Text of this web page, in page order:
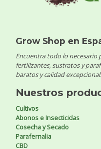
Grow Shop en
Encuentra todo lo necesario
fertilizantes, sustratos y
baratos y calidad excepcional.
Nuestros
Cultivos
Abonos e Insecticidas
Cosecha y Secado
Parafernalia
CBD